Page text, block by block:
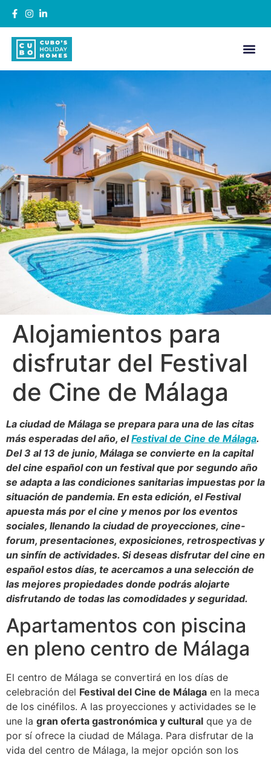
Alojamientos para
disfrutar del Festival
de Cine de Málaga
La ciudad de Málaga se prepara para una de las citas
más esperadas del año, elFestival de Cine de Málaga.
Del 3 al 13 de junio, Málaga se convierte en la capital
del cine español con un festival que por segundo año
se adapta a las condiciones sanitarias impuestas por la
situación de pandemia. En esta edición, el Festival
apuesta más por el cine y menos por los eventos
sociales, llenando la ciudad de proyecciones, cine-
forum, presentaciones, exposiciones, retrospectivas y
un sinfín de actividades. Si deseas disfrutar del cine en
español estos días, te acercamos a una selección de
las mejores propiedades donde podrás alojarte
disfrutando de todas las comodidades y seguridad.
Apartamentos con piscina
en pleno centro de Málaga
El centro de Málaga se convertirá en los días de
celebración del Festival del Cine de Málaga en la meca
de los cinéfilos. A las proyecciones y actividades se le
une la gran oferta gastronómica y cultural que ya de
por sí ofrece la ciudad de Málaga. Para disfrutar de la
vida del centro de Málaga, la mejor opción son los